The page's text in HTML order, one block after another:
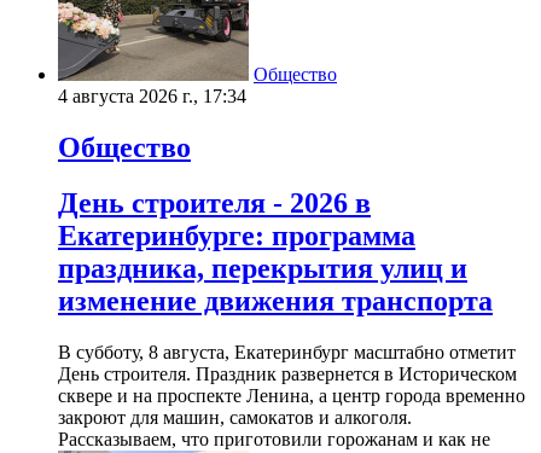
Общество
4 августа 2026 г., 17:34
Общество
День строителя - 2026 в
Екатеринбурге: программа
праздника, перекрытия улиц и
изменение движения транспорта
В субботу, 8 августа, Екатеринбург масштабно отметит
День строителя. Праздник развернется в Историческом
сквере и на проспекте Ленина, а центр города временно
закроют для машин, самокатов и алкоголя.
Рассказываем, что приготовили горожанам и как не